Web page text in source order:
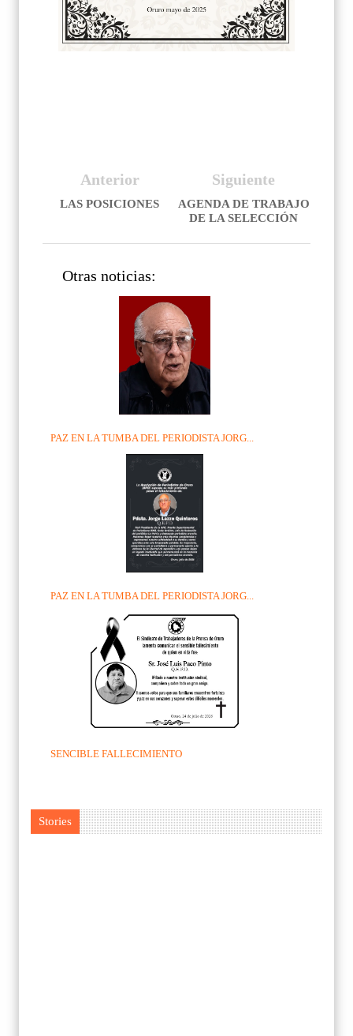
Siguiente
AGENDA DE TRABAJO
DE LA SELECCIÓN
Anterior
LAS POSICIONES
Otras noticias:
PAZ EN LA TUMBA DEL PERIODISTA JORG...
PAZ EN LA TUMBA DEL PERIODISTA JORG...
SENCIBLE FALLECIMIENTO
Stories